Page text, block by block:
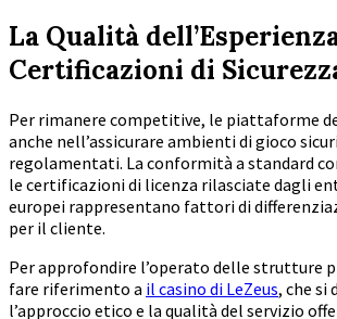
La Qualità
Certificazioni di
Per rimanere competitive, le piattaforme
anche nell’assicurare ambienti di gioco
regolamentati. La conformità a standard
le certificazioni di licenza rilasciate dagli
europei rappresentano fattori di
per il cliente.
Per approfondire l’operato delle strutture
fare riferimento a il casino di LeZeus, che si
l’approccio etico e la qualità del servizio